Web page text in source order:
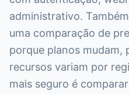
administrativo.
uma comparação de
porque planos mudam,
recursos variam por
mais seguro é